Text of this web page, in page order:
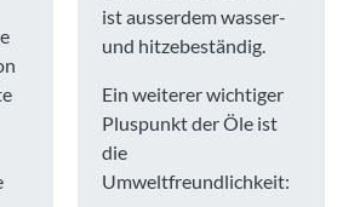
ist ausserdem wasser-
und hitzebeständig.
Ein weiterer wichtiger
Pluspunkt der Öle ist
die
Umweltfreundlichkeit: